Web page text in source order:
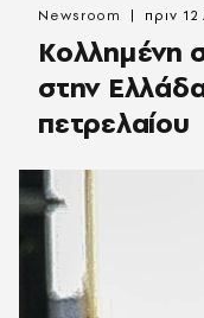
Κολλημένη
στην
πετρελαίου
Newsroom πριν 12